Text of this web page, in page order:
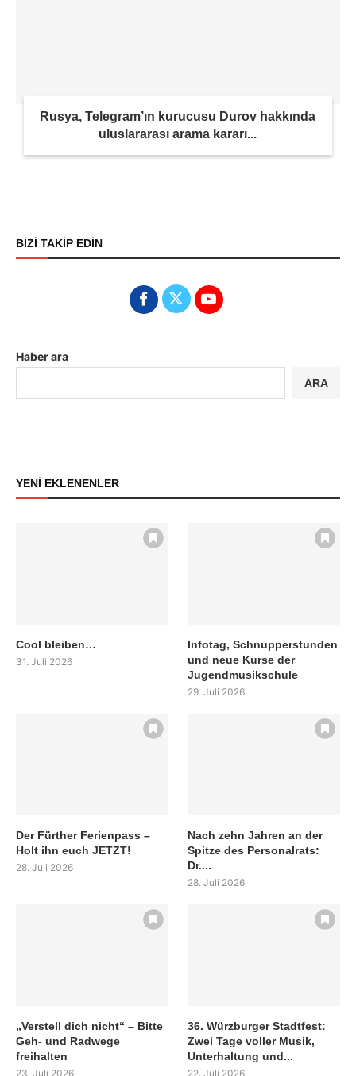
Rusya, Telegram’ın kurucusu Durov hakkında
uluslararası arama kararı...
BİZİ TAKİP EDİN
Haber ara
ARA
YENİ EKLENENLER
Cool bleiben…
31. Juli 2026
Infotag, Schnupperstunden
und neue Kurse der
Jugendmusikschule
29. Juli 2026
Der Fürther Ferienpass –
Holt ihn euch JETZT!
28. Juli 2026
Nach zehn Jahren an der
Spitze des Personalrats:
Dr....
28. Juli 2026
„Verstell dich nicht“ – Bitte
Geh- und Radwege
freihalten
23. Juli 2026
36. Würzburger Stadtfest:
Zwei Tage voller Musik,
Unterhaltung und...
22. Juli 2026